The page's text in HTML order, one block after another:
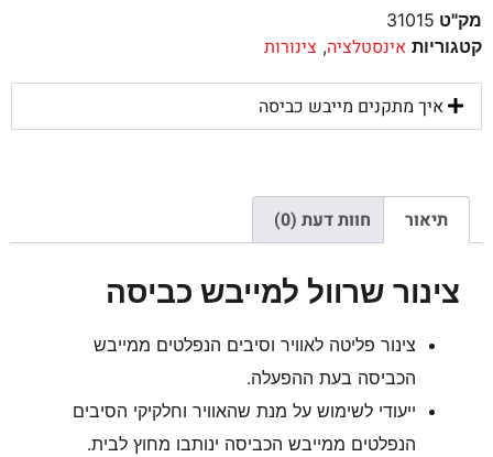
מק"ט 31015
קטגוריות אינסטלציה, צינורות
איך מתקנים מייבש כביסה
תיאור חוות דעת (0)
צינור שרוול למייבש כביסה
צינור פליטה לאוויר וסיבים הנפלטים ממייבש
הכביסה בעת ההפעלה.
ייעודי לשימוש על מנת שהאוויר וחלקיקי הסיבים
הנפלטים ממייבש הכביסה ינותבו מחוץ לבית.